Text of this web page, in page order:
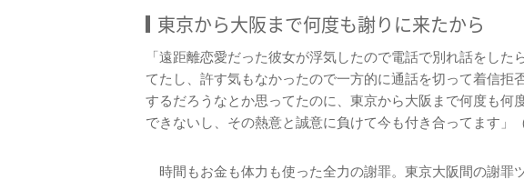
東京から大阪まで何度も謝りに来たから
「遠距離恋愛だった彼女が浮気したので電話で別れ話をした
てたし、許す気もなかったので一方的に通話を切って着信拒
するだろうなとか思ってたのに、東京から大阪まで何度も何
できないし、その熱意と誠意に負けて今も付き合ってます」
時間もお金も体力も使った全力の謝罪。東京大阪間の謝罪